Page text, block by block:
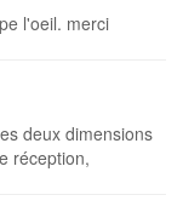
l'oeil. merci
deux dimensions
réception,